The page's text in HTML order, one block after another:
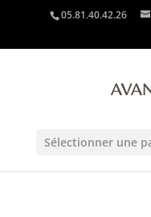
05.81.40.42.26
Sélectionner une